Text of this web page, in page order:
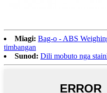
Miagi: Bag-o - ABS
timbangan
Sunod: Dili mobuto nga